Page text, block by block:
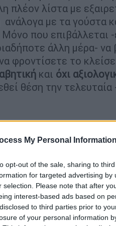
My Personal Information
opt-out of the sale, sharing to
for targeted advertising
selection. Please note that after
interest-based ads based on
to third parties prior to
of your personal information
πλέον λίστα με
με τα γούστα
που επιβάλλεται
άλλη μέρα- να
φροντίσετε το
και όχι
θέση την τελευταία
το Bourgeois
«πιάτσα» του
ισόγειο
Αλέξανδρος
παραπέμπει σε
βαθμό από τον